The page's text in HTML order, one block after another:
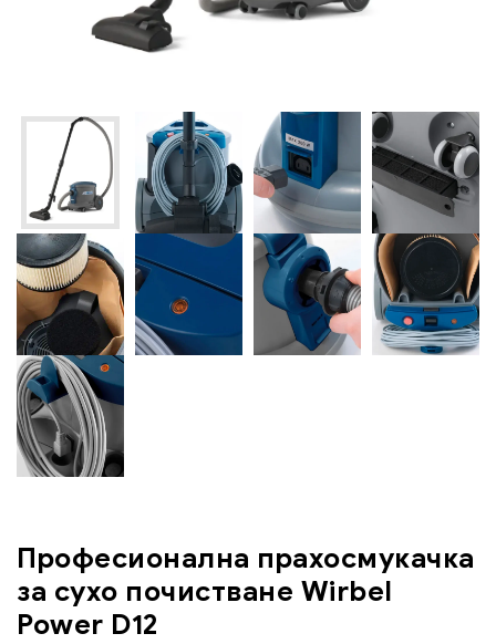
Професионална прахосмукачка
за сухо почистване Wirbel
Power D12